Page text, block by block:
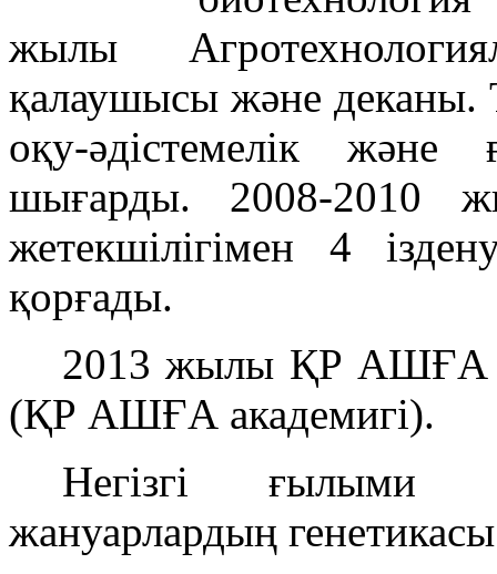
жылы
қалаушысы және деканы.
оқу-әдістемелік
шығарды. 2008-2010
жетекшілігімен 4
қорғады.
2013 жылы ҚР АШҒА
(ҚР АШҒА академигі).
Негізгі ғылыми
жануарлардың